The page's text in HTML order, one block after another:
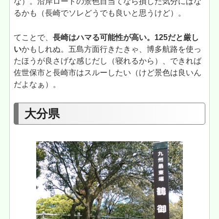
るかも（長崎でソレどうでも良いと思うけど）。
てことで、長崎はハマる可能性が高い。125だと厳し
いかもしれぬ。五島方面行きたきゃ、博多航路を使っ
たほうが良さげな感じだし（寝れるから）、できれば
佐世保市と長崎市はスルーしたい（けど景色は良いん
だよなぁ）。
大分県